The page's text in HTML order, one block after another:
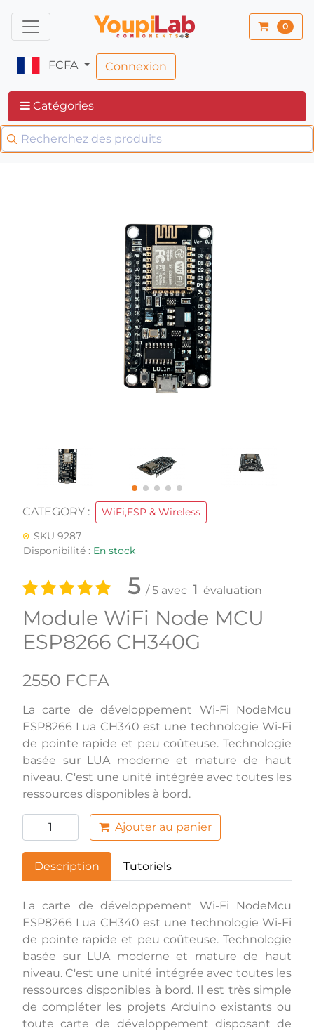
0
FCFA Connexion
Catégories
CATEGORY :
WiFi,ESP & Wireless
SKU 9287
Disponibilité : En stock
5 / 5 avec 1 évaluation
Module WiFi Node MCU
ESP8266 CH340G
2550 FCFA
La carte de développement Wi-Fi NodeMcu
ESP8266 Lua CH340 est une technologie Wi-Fi
de pointe rapide et peu coûteuse. Technologie
basée sur LUA moderne et mature de haut
niveau. C'est une unité intégrée avec toutes les
ressources disponibles à bord.
Ajouter au panier
Description Tutoriels
La carte de développement Wi-Fi NodeMcu
ESP8266 Lua CH340 est une technologie Wi-Fi
de pointe rapide et peu coûteuse. Technologie
basée sur LUA moderne et mature de haut
niveau. C'est une unité intégrée avec toutes les
ressources disponibles à bord. Il est très simple
de compléter les projets Arduino existants ou
toute carte de développement disposant de